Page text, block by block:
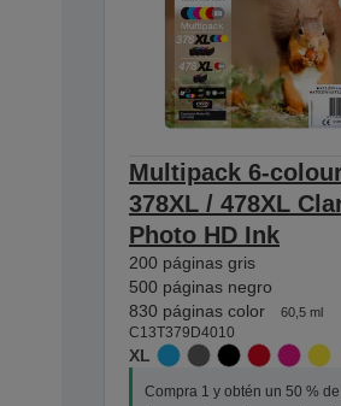
Multipack 6-
378XL / 478XL
Photo HD Ink
200 páginas gris
500 páginas negro
830 páginas color
60,5 ml
C13T379D4010
XL
Compra 1 y obtén un 50 % de